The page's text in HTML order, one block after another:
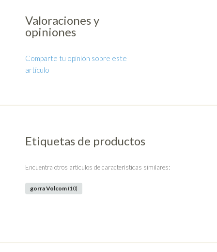
Valoraciones y
opiniones
Comparte tu opinión sobre este
artículo
Etiquetas de productos
Encuentra otros artículos de características similares:
gorra Volcom (10)